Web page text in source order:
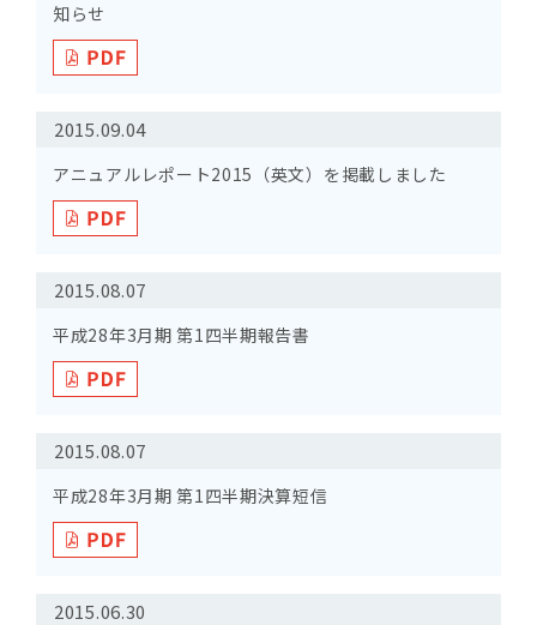
知らせ
2015.09.04
アニュアルレポート2015（英文）を掲載しました
2015.08.07
平成28年3月期 第1四半期報告書
2015.08.07
平成28年3月期 第1四半期決算短信
2015.06.30